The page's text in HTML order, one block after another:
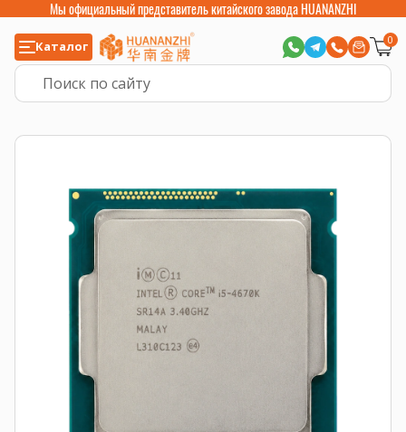
Мы официальный представитель китайского завода HUANANZHI
Каталог 0